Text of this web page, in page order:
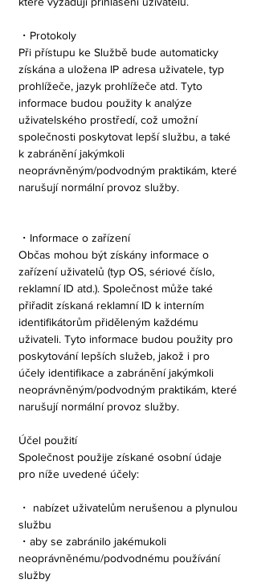
・Protokoly
Při přístupu ke Službě bude automaticky
získána a uložena IP adresa uživatele, typ
prohlížeče, jazyk prohlížeče atd. Tyto
informace budou použity k analýze
uživatelského prostředí, což umožní
společnosti poskytovat lepší službu, a také
k zabránění jakýmkoli
neoprávněným/podvodným praktikám, které
narušují normální provoz služby.
・Informace o zařízení
Občas mohou být získány informace o
zařízení uživatelů (typ OS, sériové číslo,
reklamní ID atd.). Společnost může také
přiřadit získaná reklamní ID k interním
identifikátorům přiděleným každému
uživateli. Tyto informace budou použity pro
poskytování lepších služeb, jakož i pro
účely identifikace a zabránění jakýmkoli
neoprávněným/podvodným praktikám, které
narušují normální provoz služby.
Účel použití
Společnost použije získané osobní údaje
pro níže uvedené účely:
・ nabízet uživatelům nerušenou a plynulou
službu
・aby se zabránilo jakémukoli
neoprávněnému/podvodnému používání
služby